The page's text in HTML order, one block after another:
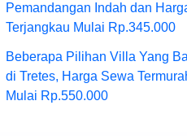
Pemandangan Indah dan
Terjangkau Mulai Rp.345.000
Beberapa Pilihan Villa Yang
di Tretes, Harga Sewa
Mulai Rp.550.000